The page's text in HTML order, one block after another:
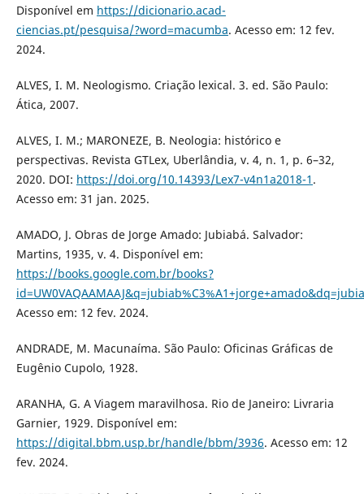
Disponível em https://dicionario.acad-
ciencias.pt/pesquisa/?word=macumba. Acesso em: 12 fev.
2024.
ALVES, I. M. Neologismo. Criação lexical. 3. ed. São Paulo:
Ática, 2007.
ALVES, I. M.; MARONEZE, B. Neologia: histórico e
perspectivas. Revista GTLex, Uberlândia, v. 4, n. 1, p. 6–32,
2020. DOI: https://doi.org/10.14393/Lex7-v4n1a2018-1 .
Acesso em: 31 jan. 2025.
AMADO, J. Obras de Jorge Amado: Jubiabá. Salvador:
Martins, 1935, v. 4. Disponível em:
https://books.google.com.br/books?
Acesso em: 12 fev. 2024.
ANDRADE, M. Macunaíma. São Paulo: Oficinas Gráficas de
Eugênio Cupolo, 1928.
ARANHA, G. A Viagem maravilhosa. Rio de Janeiro: Livraria
Garnier, 1929. Disponível em:
https://digital.bbm.usp.br/handle/bbm/3936. Acesso em: 12
fev. 2024.